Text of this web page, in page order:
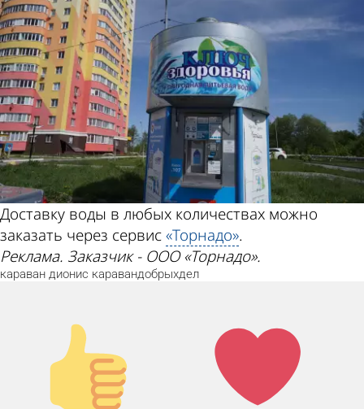
Доставку воды в любых количествах можно
заказать через сервис«Торнадо».
Реклама. Заказчик - ООО «Торнадо».
караван дионис каравандобрыхдел
Палец
вверх!
Лайк!